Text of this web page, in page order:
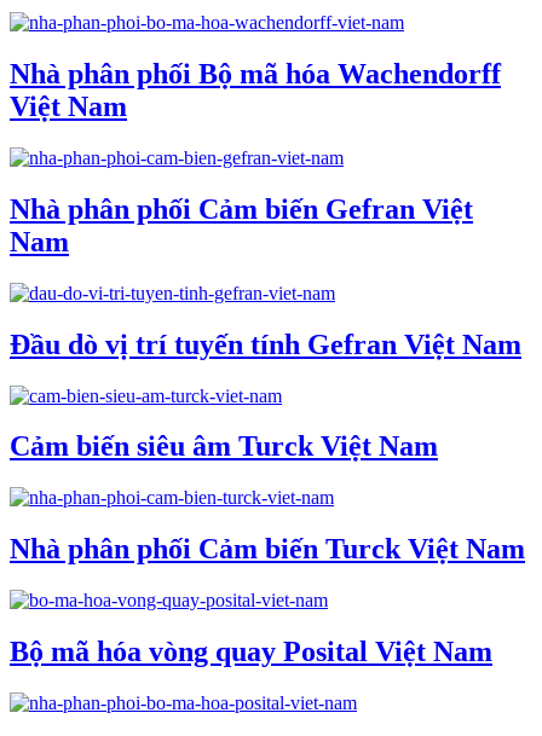
Nhà phân phối Bộ mã hóa Wachendorff
Việt Nam
Nhà phân phối Cảm biến Gefran Việt
Nam
Đầu dò vị trí tuyến tính Gefran Việt Nam
Cảm biến siêu âm Turck Việt Nam
Nhà phân phối Cảm biến Turck Việt Nam
Bộ mã hóa vòng quay Posital Việt Nam